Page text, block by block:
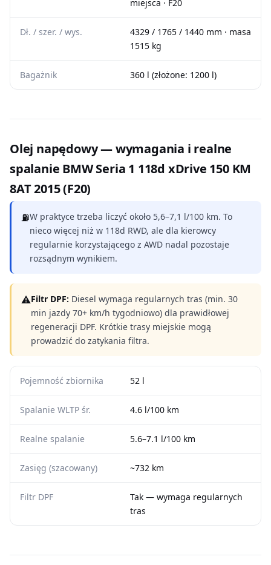
miejsca · F20
Dł. / szer. / wys.
4329 / 1765 / 1440 mm · masa
1515 kg
Bagażnik 360 l (złożone: 1200 l)
Olej napędowy — wymagania i realne
spalanie BMW Seria 1 118d xDrive 150 KM
8AT 2015 (F20)
⛽W praktyce trzeba liczyć około 5,6–7,1 l/100 km. To
nieco więcej niż w 118d RWD, ale dla kierowcy
regularnie korzystającego z AWD nadal pozostaje
rozsądnym wynikiem.
⚠Filtr DPF: Diesel wymaga regularnych tras (min. 30
min jazdy 70+ km/h tygodniowo) dla prawidłowej
regeneracji DPF. Krótkie trasy miejskie mogą
prowadzić do zatykania filtra.
Pojemność zbiornika 52 l
Spalanie WLTP śr. 4.6 l/100 km
Realne spalanie 5.6–7.1 l/100 km
Zasięg (szacowany) ~732 km
Filtr DPF
Tak — wymaga regularnych
tras